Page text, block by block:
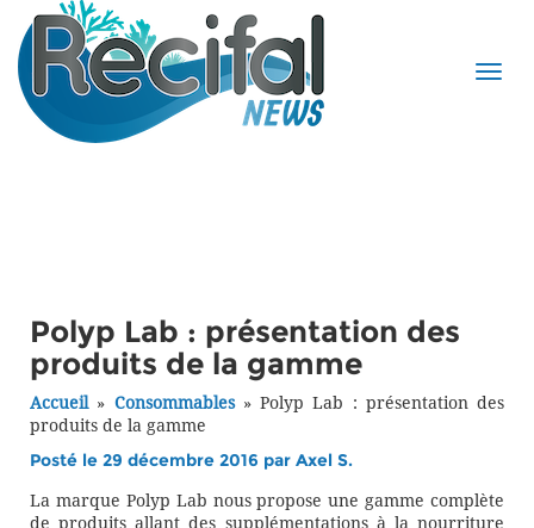
Polyp Lab : présentation des
produits de la gamme
Accueil» Consommables» Polyp Lab : présentation des
produits de la gamme
Posté le 29 décembre 2016 par Axel S.
La marque Polyp Lab nous propose une gamme complète
de produits allant des supplémentations à la nourriture